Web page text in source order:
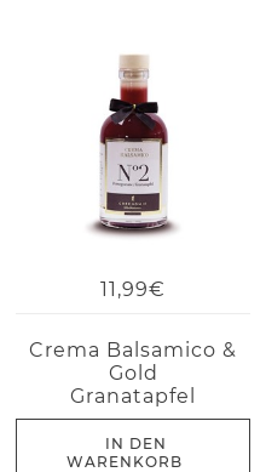
11,99€
Crema Balsamico &
Gold
Granatapfel
IN DEN
WARENKORB